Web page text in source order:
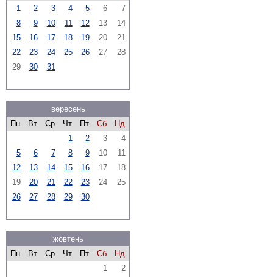
1
2 3 4 5 6
7
8
9 10 11 12 13
14
15
16 17 18 19 20
21
22
23 24 25 26 27
28
29
30 31
вересень
Пн
Вт Ср Чт Пт Сб
Нд
1
2 3
4
5
6 7 8 9 10
11
12
13 14 15 16 17
18
19
20 21 22 23 24
25
26
27 28 29 30
жовтень
Пн
Вт Ср Чт Пт Сб
Нд
1
2